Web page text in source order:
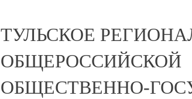
ТУЛЬСКОЕ
ОБЩЕРОССИЙСКОЙ
ОБЩЕСТВЕННО-